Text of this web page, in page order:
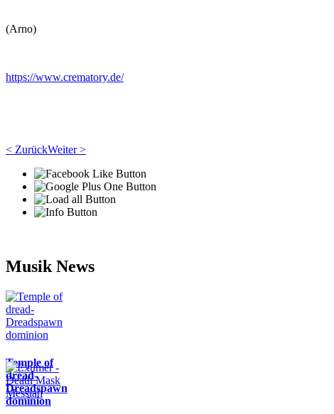
(Arno)
https://www.crematory.de/
< ZurückWeiter >
Musik News
Temple of
dread-
Dreadspawn
dominion